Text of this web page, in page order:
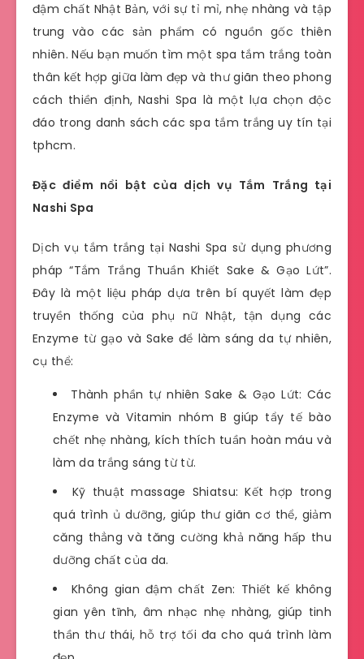
đậm chất Nhật Bản, với sự tỉ mỉ, nhẹ nhàng và tập
trung vào các sản phẩm có nguồn gốc thiên
nhiên. Nếu bạn muốn tìm một spa tắm trắng toàn
thân kết hợp giữa làm đẹp và thư giãn theo phong
cách thiền định, Nashi Spa là một lựa chọn độc
đáo trong danh sách các spa tắm trắng uy tín tại
tphcm.
Đặc điểm nổi bật của dịch vụ Tắm Trắng tại
Nashi Spa
Dịch vụ tắm trắng tại Nashi Spa sử dụng phương
pháp “Tắm Trắng Thuần Khiết Sake & Gạo Lứt”.
Đây là một liệu pháp dựa trên bí quyết làm đẹp
truyền thống của phụ nữ Nhật, tận dụng các
Enzyme từ gạo và Sake để làm sáng da tự nhiên,
cụ thể:
Thành phần tự nhiên Sake & Gạo Lứt: Các
Enzyme và Vitamin nhóm B giúp tẩy tế bào
chết nhẹ nhàng, kích thích tuần hoàn máu và
làm da trắng sáng từ từ.
Kỹ thuật massage Shiatsu: Kết hợp trong
quá trình ủ dưỡng, giúp thư giãn cơ thể, giảm
căng thẳng và tăng cường khả năng hấp thu
dưỡng chất của da.
Không gian đậm chất Zen: Thiết kế không
gian yên tĩnh, âm nhạc nhẹ nhàng, giúp tinh
thần thư thái, hỗ trợ tối đa cho quá trình làm